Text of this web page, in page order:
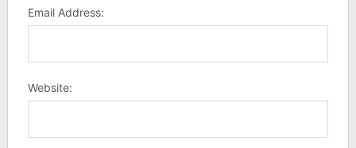
Email Address:
Website: